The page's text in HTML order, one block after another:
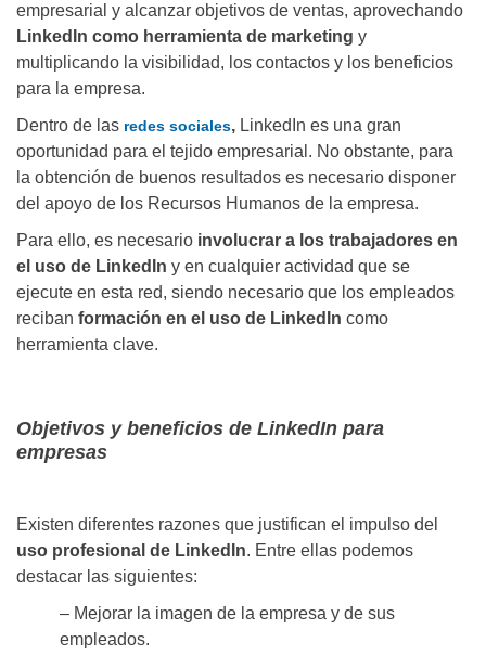
empresarial y alcanzar objetivos de ventas, aprovechando
LinkedIn como herramienta de marketing y
multiplicando la visibilidad, los contactos y los beneficios
para la empresa.
Dentro de las redes sociales, LinkedIn es una gran
oportunidad para el tejido empresarial. No obstante, para
la obtención de buenos resultados es necesario disponer
del apoyo de los Recursos Humanos de la empresa.
Para ello, es necesario involucrar a los trabajadores en
el uso de LinkedIn y en cualquier actividad que se
ejecute en esta red, siendo necesario que los empleados
reciban formación en el uso de LinkedIn como
herramienta clave.
Objetivos y beneficios de LinkedIn para
empresas
Existen diferentes razones que justifican el impulso del
uso profesional de LinkedIn. Entre ellas podemos
destacar las siguientes:
– Mejorar la imagen de la empresa y de sus
empleados.